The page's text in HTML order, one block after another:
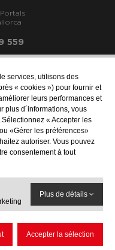
services, utilisons des
« cookies ») pour fournir et
leurs performances et
plus d´informations, vous
.Sélectionnez « Accepter les
«Gérer les préférences»
autoriser. Vous pouvez
consentement à tout
Plus de détails
Accepter la sélection
559